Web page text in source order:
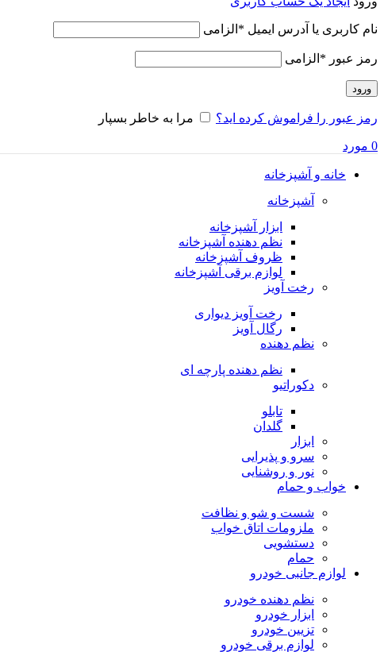
نام کاربری یا آدرس ایمیل * الزامی
رمز عبور * الزامی
ورود
رمز عبور را فراموش کرده اید؟ مرا به خاطر بسپار
0 مورد
خانه و آشپزخانه
آشپزخانه
ابزار آشپزخانه
نظم دهنده آشپزخانه
ظروف آشپزخانه
لوازم برقی آشپزخانه
رخت آویز
رخت آویز دیواری
رگال آویز
نظم دهنده
نظم دهنده پارچه ای
دکوراتیو
تابلو
گلدان
ابزار
سرو و پذیرایی
نور و روشنایی
خواب و حمام
شست و شو و نظافت
ملزومات اتاق خواب
دستشویی
حمام
لوازم جانبی خودرو
نظم دهنده خودرو
ابزار خودرو
تزیین خودرو
لوازم برقی خودرو